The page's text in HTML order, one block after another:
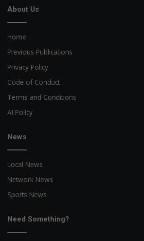
About Us
Home
Previous Publications
Privacy Policy
Code of Conduct
Terms and Conditions
AI Policy
News
Local News
Network News
Sports News
Need Something?